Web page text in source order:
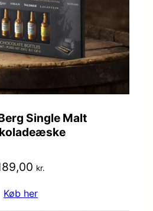
Single Malt
kr.
Køb her